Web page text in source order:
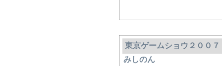
東京ゲームショウ２００
みしのん